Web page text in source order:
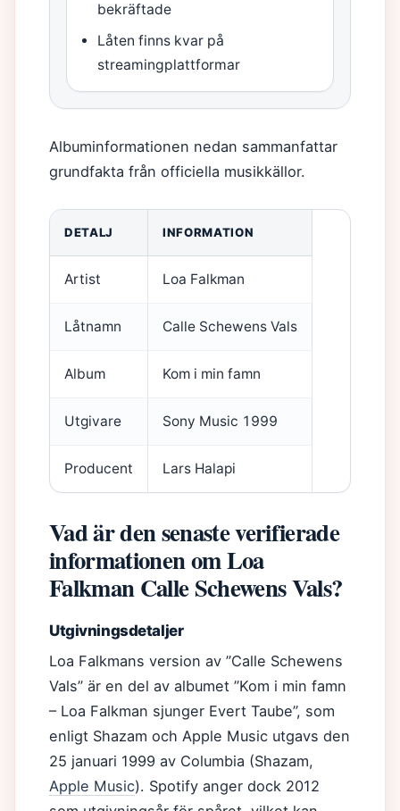
bekräftade
Låten finns kvar på
streamingplattformar
Albuminformationen nedan sammanfattar
grundfakta från officiella musikkällor.
DETALJ INFORMATION
Artist Loa Falkman
Låtnamn Calle Schewens Vals
Album Kom i min famn
Utgivare Sony Music 1999
Producent Lars Halapi
Vad är den senaste verifierade
informationen om Loa
Falkman Calle Schewens Vals?
Utgivningsdetaljer
Loa Falkmans version av ”Calle Schewens
Vals” är en del av albumet ”Kom i min famn
– Loa Falkman sjunger Evert Taube”, som
enligt Shazam och Apple Music utgavs den
25 januari 1999 av Columbia (Shazam,
Apple Music). Spotify anger dock 2012